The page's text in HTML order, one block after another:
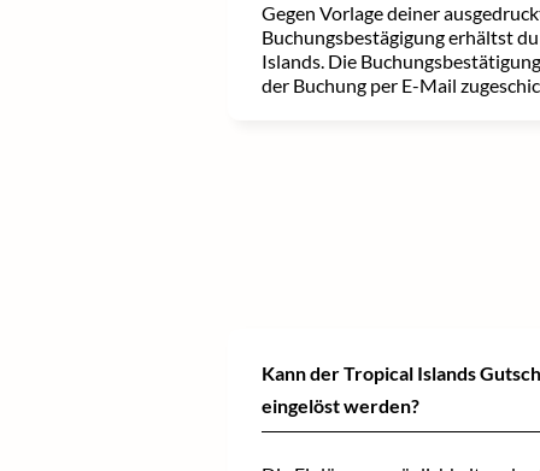
Gegen Vorlage deiner
Buchungsbestägigung erhältst
Islands. Die
der Buchung per E-Mail
Kann der Tropical Islands
eingelöst werden?